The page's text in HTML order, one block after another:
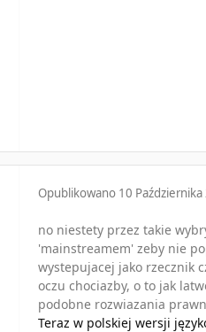
Opublikowano 10 Października
no niestety przez takie
'mainstreamem' zeby nie
wystepujacej jako rzecznik
oczu chociazby, o to jak
podobne rozwiazania
Teraz w polskiej wersji